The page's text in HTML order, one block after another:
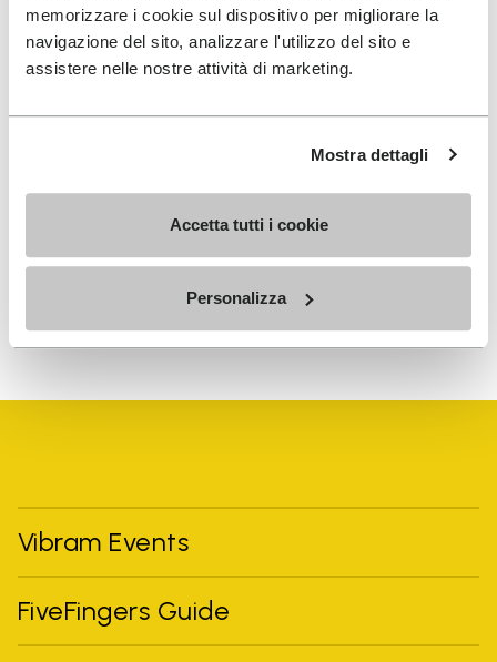
memorizzare i cookie sul dispositivo per migliorare la
navigazione del sito, analizzare l'utilizzo del sito e
assistere nelle nostre attività di marketing.
Mostra dettagli
Accetta tutti i cookie
Personalizza
MELDEN SIE SICH AN UND VERPASSEN SIE NICHT
UNSERE NEUESTEN ANGEBOTE
Datenschutzrichtlinievon Vibram
gelesen und stimme der Verarbeitung meiner
personenbezogenen Daten zu, um personalisierte
Vibram Events
FiveFingers Guide